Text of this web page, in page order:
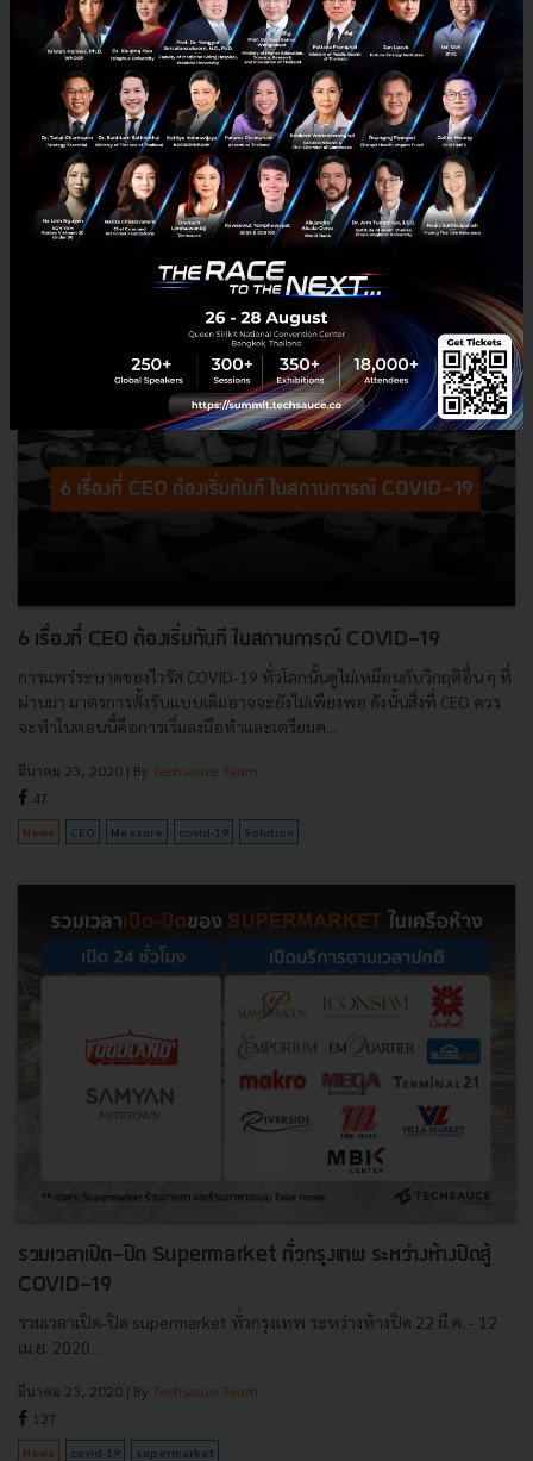
บนรถบัส ที่เกิดขึ้นจริงในเมืองหูหนาน
COVID Tracker อ้างอิงจาก SCMP กับภาพจำลอง ตัวอย่างการติดเชื้อบนรถ
บัส ที่เกิดขึ้นจริงในเมืองหูหนาน โดยเป้าหมายต้องการรณรงค์ให้คนอยู่บ้าน
ลดการแพร่กระจายของเชื้อ COVID-19 ซึ่งอาจส่งผ...
มีนาคม 23, 2020 | By Techsauce Team
News Thai Fight Covid covid-19 thai-fight-covid
6 เรื่องที่ CEO ต้องเริ่มทันที ในสถานการณ์ COVID-19
การแพร่ระบาดของไวรัส COVID-19 ทั่วโลกนั้นดูไม่เหมือนกับวิกฤติอื่น ๆ ที่
ผ่านมา มาตรการตั้งรับแบบเดิมอาจจะยังไม่เพียงพอ ดังนั้นสิ่งที่ CEO ควร
จะทำในตอนนี้คือการเริ่มลงมือทำและเตรียมค...
มีนาคม 23, 2020 | By Techsauce Team
47
News CEO Measure covid-19 Solution
รวมเวลาเปิด-ปิด Supermarket ทั่วกรุงเทพ ระหว่างห้างปิดสู้
COVID-19
รวมเวลาเปิด-ปิด supermarket ทั่วกรุงเทพ ระหว่างห้างปิด 22 มี.ค. - 12
เม.ย. 2020...
มีนาคม 23, 2020 | By Techsauce Team
127
News covid-19 supermarket